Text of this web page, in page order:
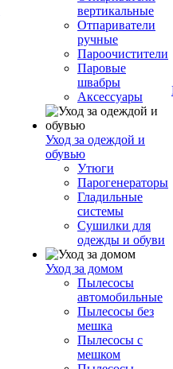
вертикальные
Отпариватели
ручные
Пароочистители
Паровые
швабры
Аксессуары
Уход за одеждой и
обувью
Утюги
Парогенераторы
Гладильные
системы
Сушилки для
одежды и обуви
Уход за домом
Пылесосы
автомобильные
Пылесосы без
мешка
Пылесосы с
мешком